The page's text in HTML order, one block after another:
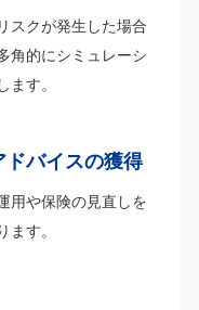
スクが発生した場合
角的にシミュレーシ
す。
バイスの獲得
用や保険の見直しを
す。